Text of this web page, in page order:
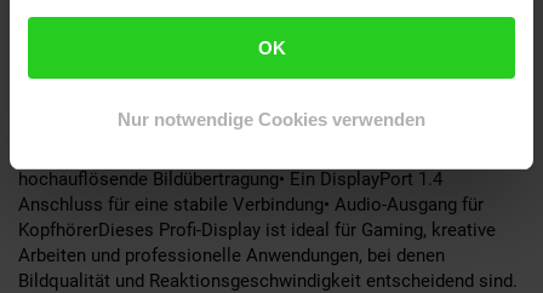
OK
Nur notwendige Cookies verwenden
Delivery von bis zu 15 W können Sie Ihr Notebook bequem
laden und gleichzeitig Daten übertragen. Die flexible VESA-
Halterung und Höhenverstellung sorgen für eine ergonomische
Bedürfnisse einstellen können.Vielseitige
hochauflösende Bildübertragung• Ein DisplayPort 1.4
Anschluss für eine stabile Verbindung• Audio-Ausgang für
KopfhörerDieses Profi-Display ist ideal für Gaming, kreative
Arbeiten und professionelle Anwendungen, bei denen
Bildqualität und Reaktionsgeschwindigkeit entscheidend sind.